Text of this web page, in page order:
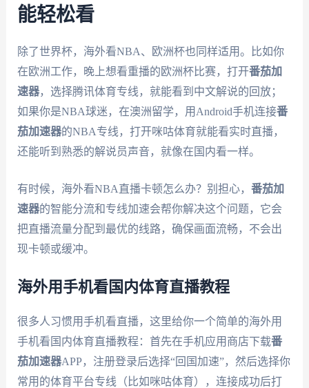
能轻松看
除了世界杯，海外看NBA、欧洲杯也同样适用。比如你
在欧洲工作，晚上想看重播的欧洲杯比赛，打开番茄加
速器，选择腾讯体育专线，就能看到中文解说的回放；
如果你是NBA球迷，在澳洲留学，用Android手机连接番
茄加速器的NBA专线，打开咪咕体育就能看实时直播，
还能听到熟悉的解说员声音，就像在国内看一样。
有时候，海外看NBA直播卡顿怎么办？别担心， 番茄加
速器的智能分流和专线加速会帮你解决这个问题，它会
把直播流量分配到最优的线路，确保画面流畅，不会出
现卡顿或缓冲。
海外用手机看国内体育直播教程
很多人习惯用手机看直播，这里给你一个简单的海外用
手机看国内体育直播教程：首先在手机应用商店下载番
茄加速器APP，注册登录后选择“回国加速”，然后选择你
常用的体育平台专线（比如咪咕体育），连接成功后打